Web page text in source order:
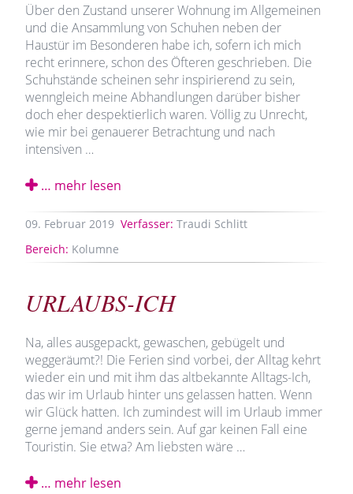
Über den Zustand unserer Wohnung im Allgemeinen
und die Ansammlung von Schuhen neben der
Haustür im Besonderen habe ich, sofern ich mich
recht erinnere, schon des Öfteren geschrieben. Die
Schuhstände scheinen sehr inspirierend zu sein,
wenngleich meine Abhandlungen darüber bisher
doch eher despektierlich waren. Völlig zu Unrecht,
wie mir bei genauerer Betrachtung und nach
intensiven …
… mehr lesen
09. Februar 2019 Verfasser: Traudi Schlitt
Bereich: Kolumne
URLAUBS-ICH
Na, alles ausgepackt, gewaschen, gebügelt und
weggeräumt?! Die Ferien sind vorbei, der Alltag kehrt
wieder ein und mit ihm das altbekannte Alltags-Ich,
das wir im Urlaub hinter uns gelassen hatten. Wenn
wir Glück hatten. Ich zumindest will im Urlaub immer
gerne jemand anders sein. Auf gar keinen Fall eine
Touristin. Sie etwa? Am liebsten wäre …
… mehr lesen